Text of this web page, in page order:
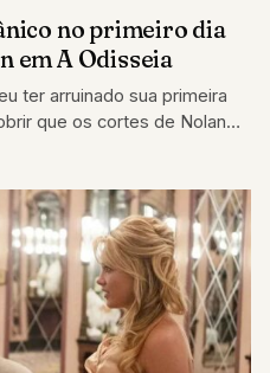
no primeiro dia
em A Odisseia
ter arruinado sua primeira
que os cortes de Nolan